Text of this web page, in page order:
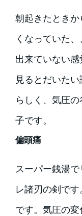
朝起きたとき
くなっていた
出来ていない
見るとだいた
らしく、気圧
子です。
偏頭痛
スーパー銭湯
レ諸刃の剣で
です。気圧の